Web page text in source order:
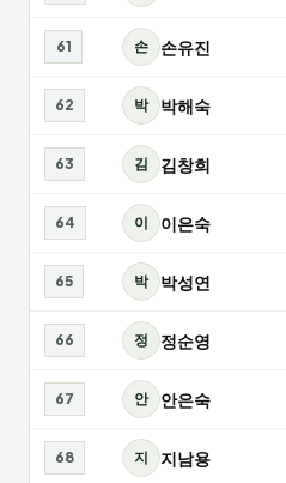
61 손 손유진
62 박 박해숙
63 김 김창희
64 이 이은숙
65 박 박성연
66 정 정순영
67 안 안은숙
68 지 지남용